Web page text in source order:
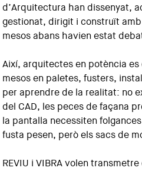
d’Arquitectura han dissenyat,
gestionat, dirigit i construït
mesos abans havien estat
Així, arquitectes en potència
mesos en paletes, fusters,
per aprendre de la realitat: no
del CAD, les peces de façana
la pantalla necessiten
fusta pesen, però els sacs de
REVIU i VIBRA volen